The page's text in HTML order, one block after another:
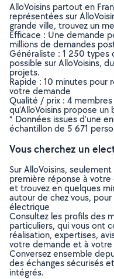
AlloVoisins partout en
représentées sur
grande ville, trouvez un
Efficace : Une demande
millions de demandes
Généraliste : 1 250
possible sur AlloVoisins,
projets.
Rapide : 10 minutes pour
votre demande
Qualité / prix : 4
qu’AlloVoisins propose
* Données issues d’une
échantillon de 5 671
Vous cherchez un
Sur AlloVoisins,
première réponse à
et trouvez en quelques
autour de chez vous,
électrique
Consultez les profils des
particuliers, qui vous ont
réalisation, expertises,
votre demande et à
Conversez ensemble
des échanges sécurisés
intégrés.